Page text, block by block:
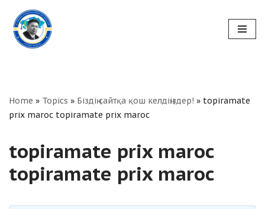
Skip
to
Home » Topics » Біздің сайтқа қош келдіңіздер! » topiramate
prix maroc topiramate prix maroc
topiramate prix maroc
topiramate prix maroc